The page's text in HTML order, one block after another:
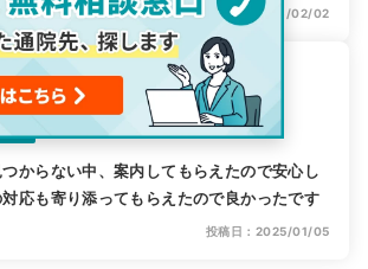
投稿日：2026/02/02
電話相談
4.0
からない中、案内してもらえたので安心し
応も寄り添ってもらえたので良かったです
投稿日：2025/01/05